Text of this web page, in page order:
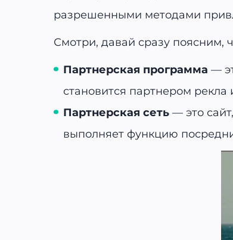
разрешенными методами
Смотри, давай сразу поясним,
Партнерская программа —
становится партнером
Партнерская сеть — это
выполняет функцию